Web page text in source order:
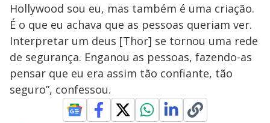
Hollywood sou eu, mas também é uma criação.
É o que eu achava que as pessoas queriam ver.
Interpretar um deus [Thor] se tornou uma rede
de segurança. Enganou as pessoas, fazendo-as
pensar que eu era assim tão confiante, tão
seguro”, ​confessou.